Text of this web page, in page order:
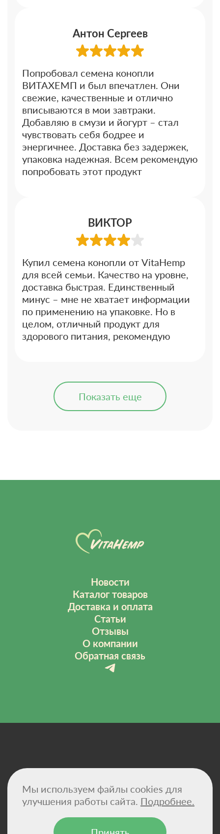
Антон Сергеев
Попробовал семена конопли
ВИТАХЕМП и был впечатлен. Они
свежие, качественные и отлично
вписываются в мои завтраки.
Добавляю в смузи и йогурт – стал
чувствовать себя бодрее и
энергичнее. Доставка без задержек,
упаковка надежная. Всем рекомендую
попробовать этот продукт
ВИКТОР
Купил семена конопли от VitaHemp
для всей семьи. Качество на уровне,
доставка быстрая. Единственный
минус – мне не хватает информации
по применению на упаковке. Но в
целом, отличный продукт для
здорового питания, рекомендую
Показать еще
Новости
Каталог товаров
Доставка и оплата
Статьи
Отзывы
О компании
Обратная связь
Договор-оферта
Сертификаты
Реквизиты компании
Мы используем файлы cookies для
улучшения работы сайта. Подробнее.